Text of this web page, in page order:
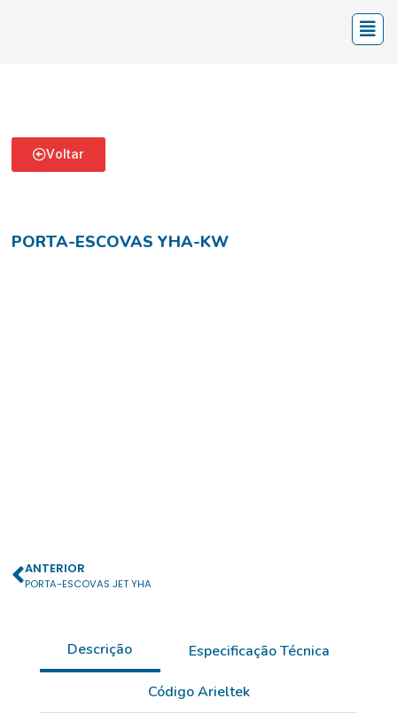
Voltar
PORTA-ESCOVAS YHA-KW
ANTERIOR
PORTA-ESCOVAS JET YHA
Descrição Especificação Técnica
Código Arieltek